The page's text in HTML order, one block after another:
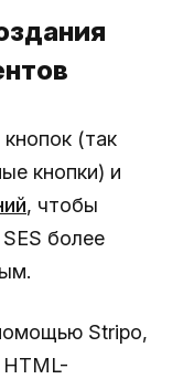
(так
кнопки) и
, чтобы
более
Stripo,